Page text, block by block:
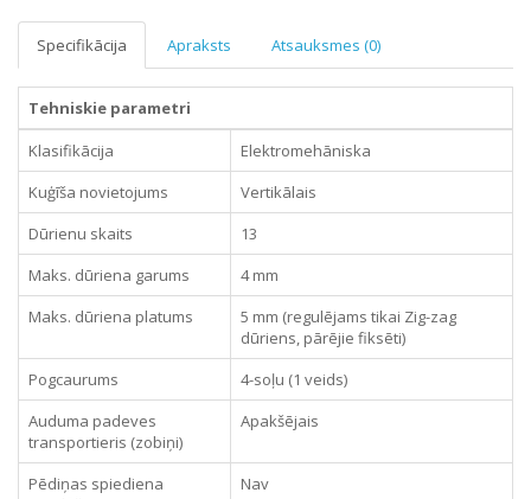
Specifikācija Apraksts Atsauksmes (0)
Tehniskie parametri
Klasifikācija
Elektromehāniska
Kuģīša novietojums
Vertikālais
Dūrienu skaits
13
Maks. dūriena garums
4 mm
Maks. dūriena platums
5 mm (regulējams tikai Zig-zag
dūriens, pārējie fiksēti)
Pogcaurums
4-soļu (1 veids)
Auduma padeves
transportieris (zobiņi)
Apakšējais
Pēdiņas spiediena
Nav